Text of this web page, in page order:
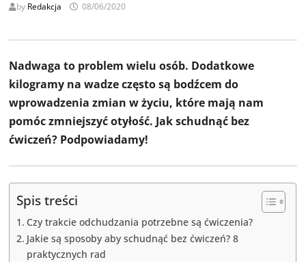
by Redakcja 08/06/2020
Nadwaga to problem wielu osób. Dodatkowe
kilogramy na wadze często są bodźcem do
wprowadzenia zmian w życiu, które mają nam
pomóc zmniejszyć otyłość. Jak schudnąć bez
ćwiczeń? Podpowiadamy!
Spis treści
Czy trakcie odchudzania potrzebne są ćwiczenia?
Jakie są sposoby aby schudnąć bez ćwiczeń? 8
praktycznych rad